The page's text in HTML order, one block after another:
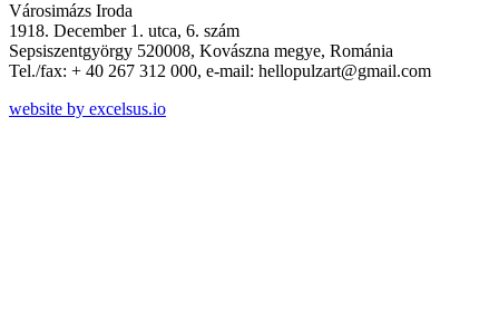
Városimázs Iroda
1918. December 1. utca, 6. szám
Sepsiszentgyörgy 520008, Kovászna megye, Románia
Tel./fax: + 40 267 312 000, e-mail: hellopulzart@gmail.com
website by excelsus.io